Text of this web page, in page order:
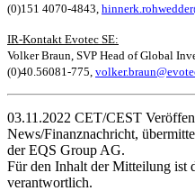
(0)151 4070-4843,
IR-Kontakt Evotec SE:
Volker Braun, SVP Head of Global
(0)40.56081-775,
03.11.2022 CET/CEST
News/Finanznachricht,
der EQS Group AG.
Für den Inhalt der Mitteilung ist
verantwortlich.